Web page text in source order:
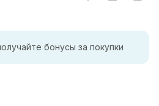
бонусы за покупки